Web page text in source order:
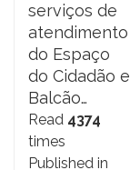
serviços de
atendimento
do Espaço
do Cidadão e
Balcão…
Read 4374
times
Published in